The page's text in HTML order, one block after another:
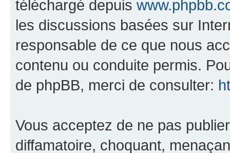
téléchargé depuis
les discussions basées sur
responsable de ce que nous
contenu ou conduite permis.
de phpBB, merci de consulter:
Vous acceptez de ne pas
diffamatoire, choquant,